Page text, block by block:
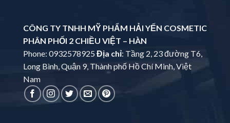
CÔNG TY TNHH MỸ PHẨM HẢI YẾN COSMETIC
PHÂN PHỐI 2 CHIỀU VIỆT – HÀN
Phone: 0932578925Địa chỉ: Tầng 2, 23 đường T6,
Long Bình, Quận 9, Thành phố Hồ Chí Minh, Việt
Nam